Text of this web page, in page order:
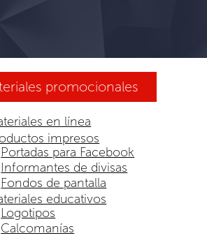
promocionales
en línea
impresos
Portadas para Facebook
Informantes de divisas
Fondos de pantalla
educativos
Logotipos
Calcomanías